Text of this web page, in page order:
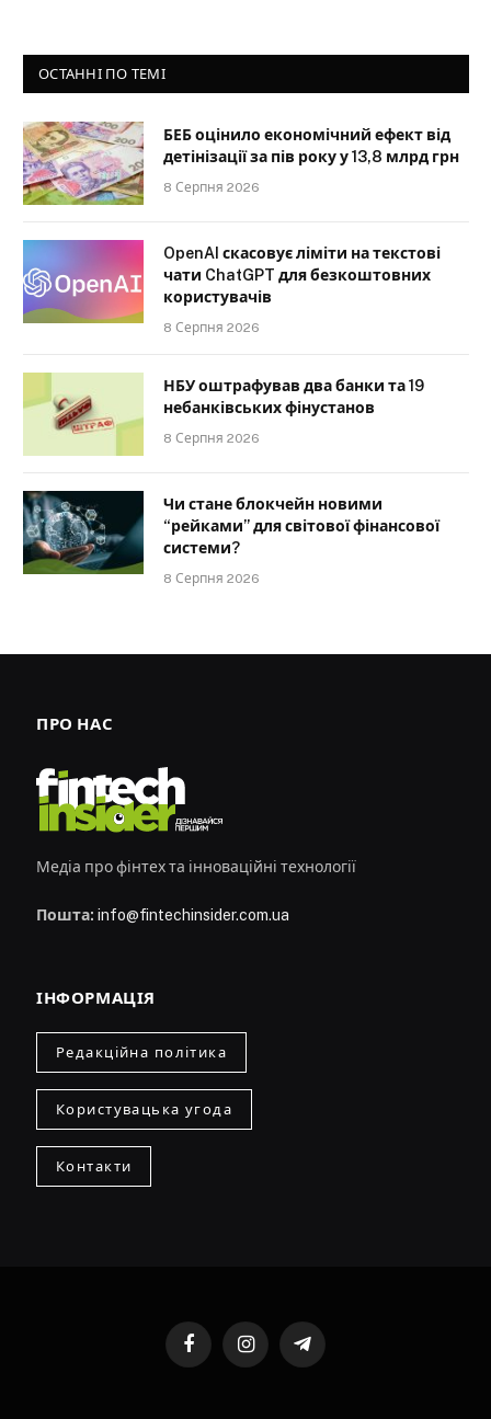
ОСТАННІ ПО ТЕМІ
БЕБ оцінило економічний ефект від
детінізації за пів року у 13,8 млрд грн
8 Серпня 2026
OpenAI скасовує ліміти на текстові
чати ChatGPT для безкоштовних
користувачів
8 Серпня 2026
НБУ оштрафував два банки та 19
небанківських фінустанов
8 Серпня 2026
Чи стане блокчейн новими
“рейками” для світової фінансової
системи?
8 Серпня 2026
ПРО НАС
Медіа про фінтех та інноваційні технології
Пошта: info@fintechinsider.com.ua
ІНФОРМАЦІЯ
Редакційна політика
Користувацька угода
Контакти
FacebookInstagramTelegram